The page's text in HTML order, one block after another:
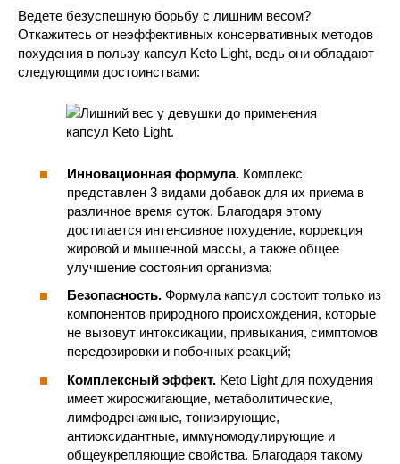
Ведете безуспешную борьбу с лишним весом?
Откажитесь от неэффективных консервативных методов
похудения в пользу капсул Keto Light, ведь они обладают
следующими достоинствами:
Инновационная формула. Комплекс
представлен 3 видами добавок для их приема в
различное время суток. Благодаря этому
достигается интенсивное похудение, коррекция
жировой и мышечной массы, а также общее
улучшение состояния организма;
Безопасность. Формула капсул состоит только из
компонентов природного происхождения, которые
не вызовут интоксикации, привыкания, симптомов
передозировки и побочных реакций;
Комплексный эффект. Keto Light для похудения
имеет жиросжигающие, метаболитические,
лимфодренажные, тонизирующие,
антиоксидантные, иммуномодулирующие и
общеукрепляющие свойства. Благодаря такому